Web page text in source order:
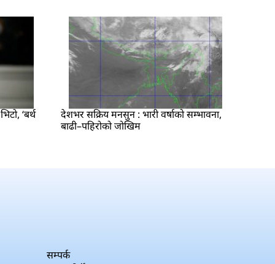
‘बर्थ
देशभर सक्रिय मनसुन : भारी वर्षाको सम्भावना,
बाढी–पहिरोको जोखिम
सम्पर्क